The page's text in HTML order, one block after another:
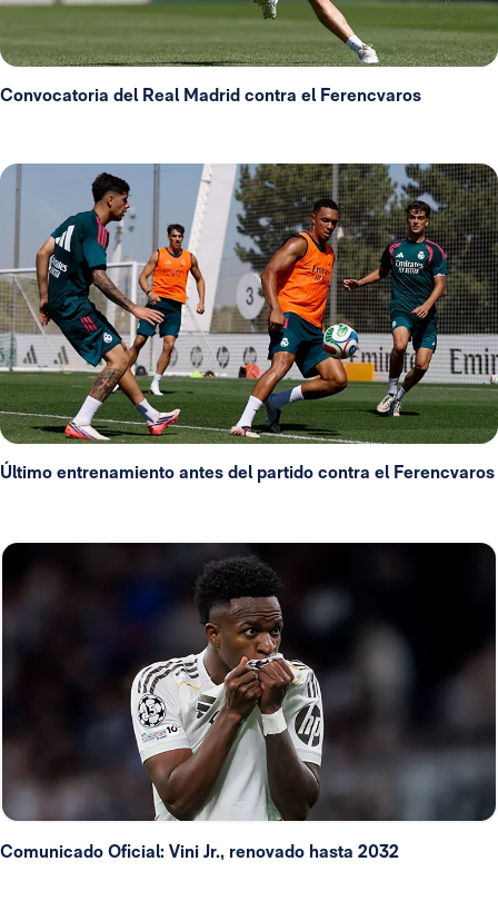
Convocatoria del Real Madrid contra el Ferencvaros
Último entrenamiento antes del partido contra el Ferencvaros
Comunicado Oficial: Vini Jr., renovado hasta 2032